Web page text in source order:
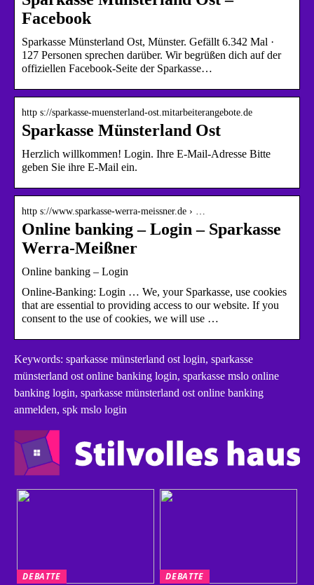
Facebook
Sparkasse Münsterland Ost, Münster. Gefällt 6.342 Mal ·
127 Personen sprechen darüber. Wir begrüßen dich auf der
offiziellen Facebook-Seite der Sparkasse…
http s://sparkasse-muensterland-ost.mitarbeiterangebote.de
Sparkasse Münsterland Ost
Herzlich willkommen! Login. Ihre E-Mail-Adresse Bitte
geben Sie ihre E-Mail ein.
http s://www.sparkasse-werra-meissner.de › …
Online banking – Login – Sparkasse
Werra-Meißner
Online banking – Login
Online-Banking: Login … We, your Sparkasse, use cookies
that are essential to providing access to our website. If you
consent to the use of cookies, we will use …
Keywords: sparkasse münsterland ost login, sparkasse
münsterland ost online banking login, sparkasse mslo online
banking login, sparkasse münsterland ost online banking
anmelden, spk mslo login
DEBATTE
DEBATTE